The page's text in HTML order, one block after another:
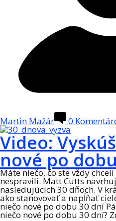
Martin Mažár 0
Video:
nové po
Máte niečo, čo ste vždy
nespravili. Matt Cutts
nasledujúcich 30 dňoch. V
ako stanovovať a napĺňať
niečo nové po dobu 30 dní
niečo nové po dobu 30 dní?